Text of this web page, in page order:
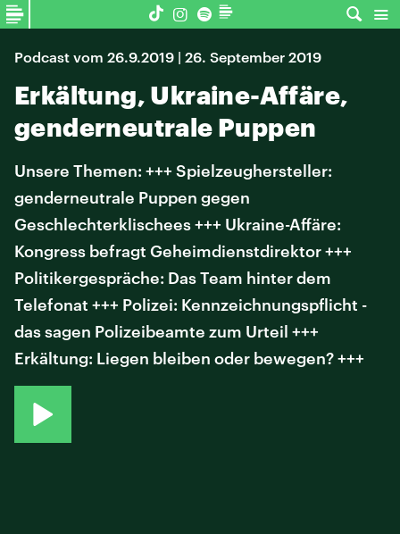
Podcast vom 26.9.2019 | 26. September 2019
Erkältung, Ukraine-Affäre,
genderneutrale Puppen
Unsere Themen: +++ Spielzeughersteller:
genderneutrale Puppen gegen
Geschlechterklischees +++ Ukraine-Affäre:
Kongress befragt Geheimdienstdirektor +++
Politikergespräche: Das Team hinter dem
Telefonat +++ Polizei: Kennzeichnungspflicht -
das sagen Polizeibeamte zum Urteil +++
Erkältung: Liegen bleiben oder bewegen? +++